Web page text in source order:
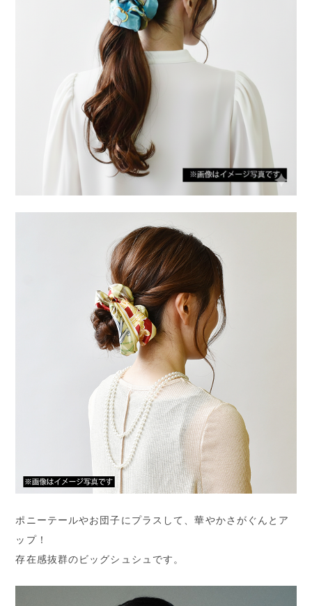
ポニーテールやお団子にプラスして、華やかさがぐんとア
ップ！
存在感抜群のビッグシュシュです。